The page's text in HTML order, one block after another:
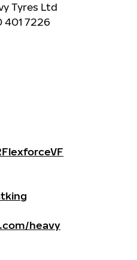
Tyres Ltd
401 7226
heavy